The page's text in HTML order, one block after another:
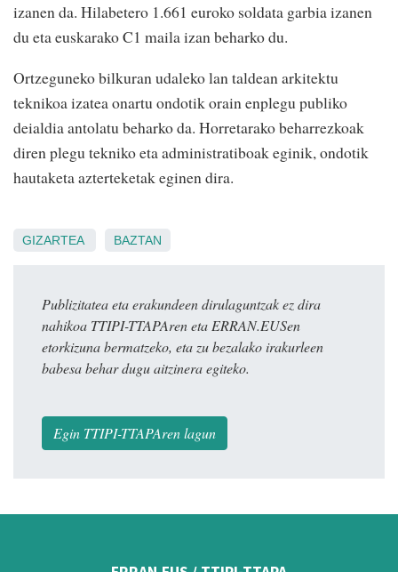
izanen da. Hilabetero 1.661 euroko soldata garbia izanen
du eta euskarako C1 maila izan beharko du.
Ortzeguneko bilkuran udaleko lan taldean arkitektu
teknikoa izatea onartu ondotik orain enplegu publiko
deialdia antolatu beharko da. Horretarako beharrezkoak
diren plegu tekniko eta administratiboak eginik, ondotik
hautaketa azterteketak eginen dira.
GIZARTEA BAZTAN
Publizitatea eta erakundeen dirulaguntzak ez dira
nahikoa TTIPI-TTAPAren eta ERRAN.EUSen
etorkizuna bermatzeko, eta zu bezalako irakurleen
babesa behar dugu aitzinera egiteko.
Egin TTIPI-TTAPAren lagun